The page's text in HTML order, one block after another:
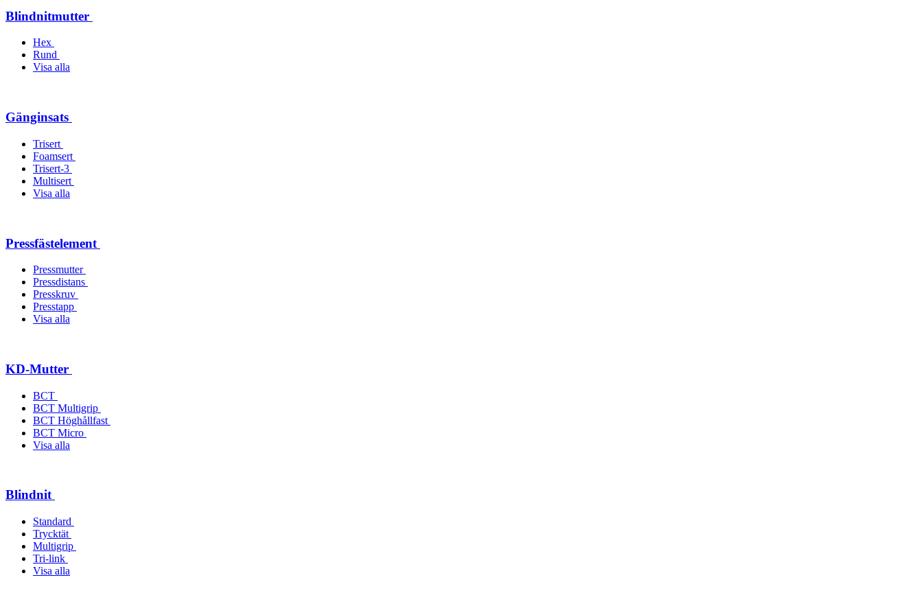
Blindnitmutter
Hex
Rund
Visa alla
Gänginsats
Trisert
Foamsert
Trisert-3
Multisert
Visa alla
Pressfästelement
Pressmutter
Pressdistans
Presskruv
Presstapp
Visa alla
KD-Mutter
BCT
BCT Multigrip
BCT Höghållfast
BCT Micro
Visa alla
Blindnit
Standard
Trycktät
Multigrip
Tri-link
Visa alla